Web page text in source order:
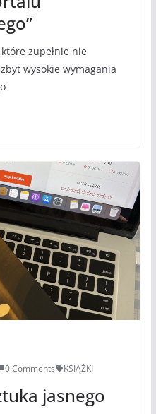
zupełnie nie
wysokie wymagania
0 Comments KSIĄŻKI
jasnego